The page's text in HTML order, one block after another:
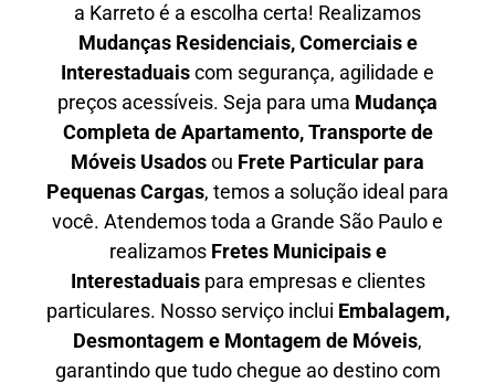
a Karreto é a escolha certa! Realizamos
Mudanças Residenciais, Comerciais e
Interestaduaiscom segurança, agilidade e
preços acessíveis. Seja para uma Mudança
Completa de Apartamento, Transporte de
Móveis Usadosou Frete Particular para
Pequenas Cargas, temos a solução ideal para
você. Atendemostoda a Grande São Pauloe
realizamos Fretes Municipais e
Interestaduaispara empresas e clientes
particulares. Nosso serviço inclui Embalagem,
Desmontagem e Montagem de Móveis,
garantindo que tudo chegue ao destino com